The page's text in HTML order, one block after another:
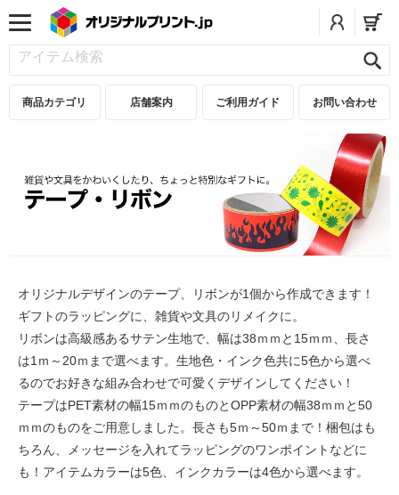
商品カテゴリ 店舗案内 ご利用ガイド お問い合わせ
オリジナルデザインのテープ、リボンが1個から作成できます！
ギフトのラッピングに、雑貨や文具のリメイクに。
リボンは高級感あるサテン生地で、幅は38ｍｍと15ｍｍ、長さ
は1ｍ～20ｍまで選べます。生地色・インク色共に5色から選べ
るのでお好きな組み合わせで可愛くデザインしてください！
テープはPET素材の幅15ｍｍのものとOPP素材の幅38ｍｍと50
ｍｍのものをご用意しました。長さも5ｍ～50ｍまで！梱包はも
ちろん、メッセージを入れてラッピングのワンポイントなどに
も！アイテムカラーは5色、インクカラーは4色から選べます。